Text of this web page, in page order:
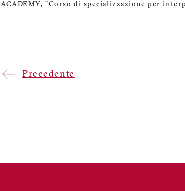
ACADEMY, "Corso di specializzazione per
Previous
Precedente